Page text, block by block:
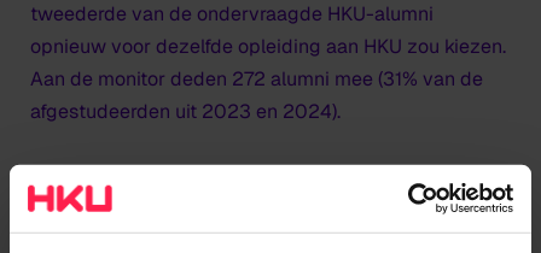
tweederde van de ondervraagde HKU-alumni
opnieuw voor dezelfde opleiding aan HKU zou kiezen.
Aan de monitor deden 272 alumni mee (31% van de
afgestudeerden uit 2023 en 2024).
Tevreden over docenten en inhoud
Huidige studenten zijn positief over hun docenten. Zij